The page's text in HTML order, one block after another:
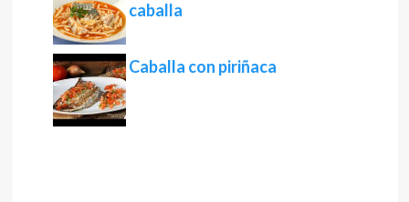
caballa
Caballa con piriñaca